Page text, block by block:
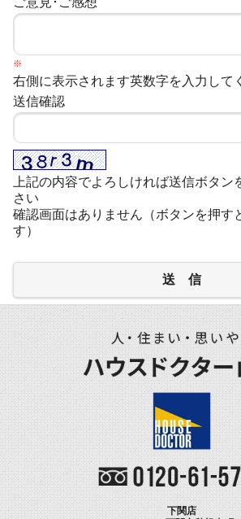
※
右側に表示されます英数字を入力して
送信確認
上記の内容でよろしければ送信ボタン
さい
確認画面はありません（ボタンを押す
す）
送 信
下関店